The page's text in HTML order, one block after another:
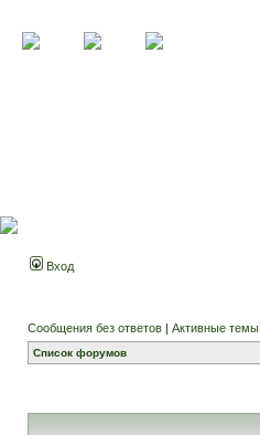
Вход
Сообщения без ответов | Активные темы
Список форумов